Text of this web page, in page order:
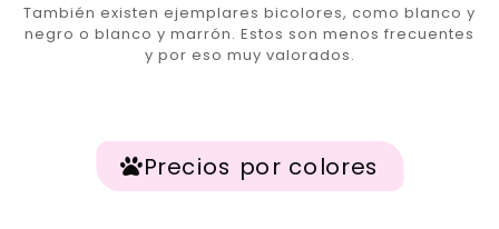
También existen ejemplares bicolores, como blanco y
negro o blanco y marrón. Estos son menos frecuentes
y por eso muy valorados.
Precios por colores